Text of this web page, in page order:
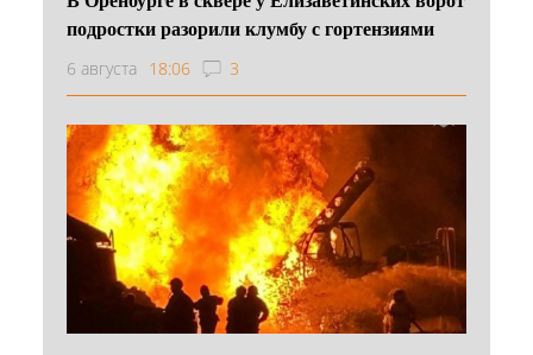
подростки разорили клумбу с гортензиями
6 августа 18:06 3